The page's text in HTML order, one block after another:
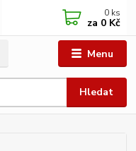
Menu
Hledat
0 ks
za 0 Kč